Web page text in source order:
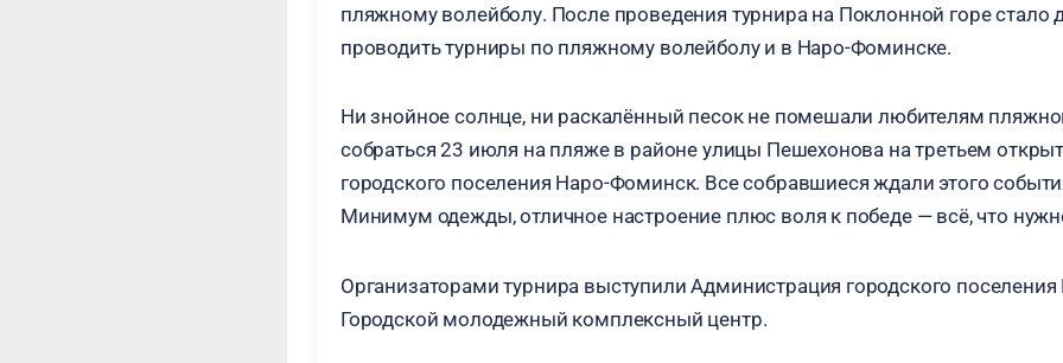
пляжному волейболу. После проведения турнира на Поклонной горе стало
проводить турниры по пляжному волейболу и в Наро-Фоминске.
Ни знойное солнце, ни раскалённый песок не помешали любителям
собраться 23 июля на пляже в районе улицы Пешехонова на третьем
городского поселения Наро-Фоминск. Все собравшиеся ждали этого
Минимум одежды, отличное настроение плюс воля к победе — всё, что
Организаторами турнира выступили Администрация городского
Городской молодежный комплексный центр.